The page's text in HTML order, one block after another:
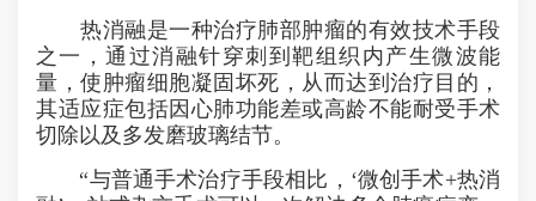
热消融是一种治疗肺部肿瘤的有效技术手段
之一，通过消融针穿刺到靶组织内产生微波能
量，使肿瘤细胞凝固坏死，从而达到治疗目的，
其适应症包括因心肺功能差或高龄不能耐受手术
切除以及多发磨玻璃结节。
“与普通手术治疗手段相比，‘微创手术+热消